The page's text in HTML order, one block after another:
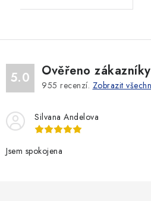
5.0 Ověřeno zákazníky
955 recenzí. Zobrazit
Silvana Andelova
Jsem spokojena